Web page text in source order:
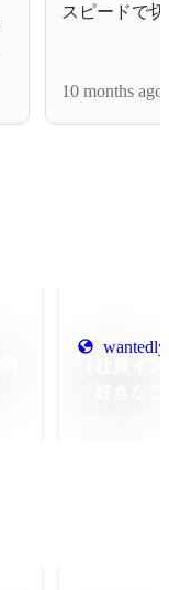
スピードで
10 months ago